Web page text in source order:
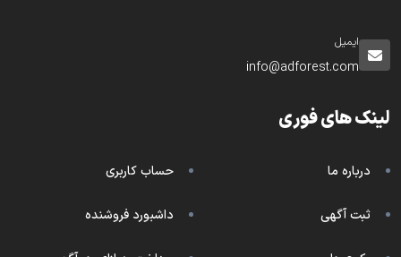
ایمیل
info@adforest.com
لینک های فوری
درباره ما
ثبت آگهی
حساب کاربری
داشبورد فروشنده